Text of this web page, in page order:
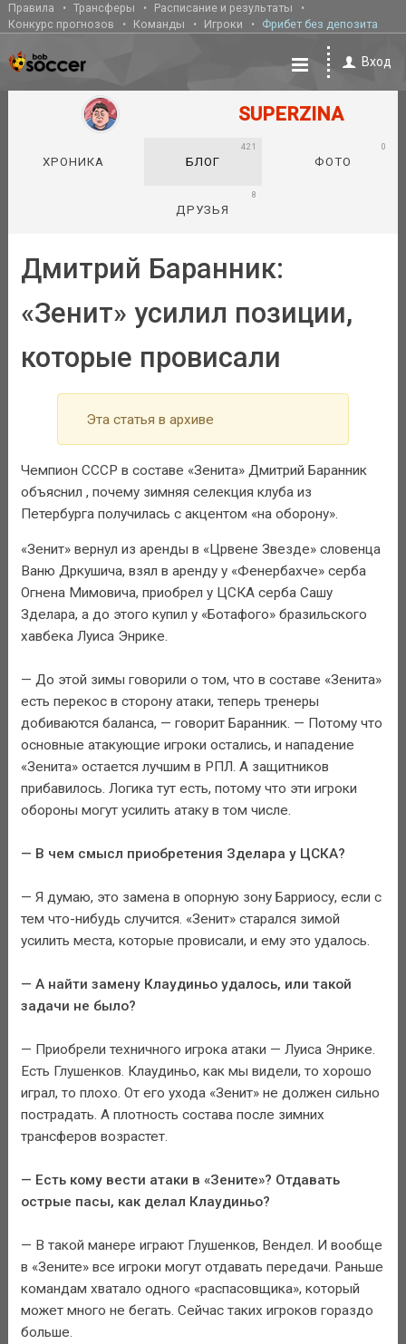
Правила Трансферы
Расписание и результаты
Конкурс прогнозов
Команды Игроки Фрибет без депозита
Вход
SUPERZINA
ХРОНИКА БЛОГ
421
ФОТО
0
ДРУЗЬЯ
8
Дмитрий Баранник:
«Зенит» усилил позиции,
которые провисали
Эта статья в архиве
Чемпион СССР в составе «Зенита» Дмитрий Баранник
объяснил , почему зимняя селекция клуба из
Петербурга получилась с акцентом «на оборону».
«Зенит» вернул из аренды в «Црвене Звезде» словенца
Ваню Дркушича, взял в аренду у «Фенербахче» серба
Огнена Мимовича, приобрел у ЦСКА серба Сашу
Зделара, а до этого купил у «Ботафого» бразильского
хавбека Луиса Энрике.
— До этой зимы говорили о том, что в составе «Зенита»
есть перекос в сторону атаки, теперь тренеры
добиваются баланса, — говорит Баранник. — Потому что
основные атакующие игроки остались, и нападение
«Зенита» остается лучшим в РПЛ. А защитников
прибавилось. Логика тут есть, потому что эти игроки
обороны могут усилить атаку в том числе.
— В чем смысл приобретения Зделара у ЦСКА?
— Я думаю, это замена в опорную зону Барриосу, если с
тем что-нибудь случится. «Зенит» старался зимой
усилить места, которые провисали, и ему это удалось.
— А найти замену Клаудиньо удалось, или такой
задачи не было?
— Приобрели техничного игрока атаки — Луиса Энрике.
Есть Глушенков. Клаудиньо, как мы видели, то хорошо
играл, то плохо. От его ухода «Зенит» не должен сильно
пострадать. А плотность состава после зимних
трансферов возрастет.
— Есть кому вести атаки в «Зените»? Отдавать
острые пасы, как делал Клаудиньо?
— В такой манере играют Глушенков, Вендел. И вообще
в «Зените» все игроки могут отдавать передачи. Раньше
командам хватало одного «распасовщика», который
может много не бегать. Сейчас таких игроков гораздо
больше.